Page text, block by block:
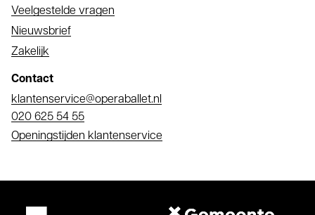
Veelgestelde vragen
Nieuwsbrief
Zakelijk
Contact
E-
mail
klantenservice@operaballet.nl
Telefoonnummer
020 625 54 55
Openingstijden klantenservice